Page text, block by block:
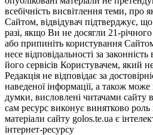
всебічність висвітлення теми, про
Сайтом, відвідувач підтверджує,
разі, якщо Ви не досягли 21-
або припиніть користування
несе відповідальності за
його сервісів Користувачем, який
Редакція не відповідає за
наведеної інформації, а також
думки, висловлені читачами сайту
сам ресурс виконує винятково роль
матеріали сайту golos.te.ua є
інтернет-ресурсу